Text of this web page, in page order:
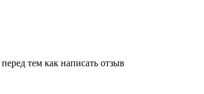
перед тем как написать отзыв